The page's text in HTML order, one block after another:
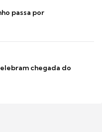
passa por
chegada do